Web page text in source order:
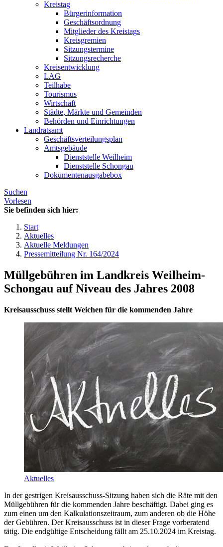
Kreistag
Bürgerinformation
Geschäftsordnung
Mitglieder des Kreistags
Kreisgremien
Sitzungstermine
Sitzungsrecherche
Kreisentwicklung
LAG
Teilhabe
Tourismus
Wirtschaft
Städte, Märkte und Gemeinden
Behörden und Einrichtungen
Landratsamt
Geschäftsverteilungsplan
Amtsgebäude
Dienststelle Weilheim
Dienststelle Schongau
Dokumentenausgabebox
Suchen
Vorlesen
Sie befinden sich hier:
Start
Aktuelles
Aktuelle Meldungen
Pressemitteilung Nr. 164/2024
Müllgebühren im Landkreis Weilheim-
Schongau auf Niveau des Jahres 2008
Kreisausschuss stellt Weichen für die kommenden Jahre
Aktuelles
In der gestrigen Kreisausschuss-Sitzung haben sich die Räte mit den
Müllgebühren für die kommenden Jahre beschäftigt. Dabei ging es
zum einen um den Kalkulationszeitraum, zum anderen ob die Höhe
der Gebühren. Der Kreisausschuss ist in dieser Frage vorberatend
tätig. Die endgültige Entscheidung fällt am 25.10.2024 im Kreistag.